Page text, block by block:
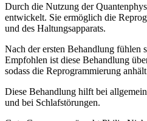
Durch die Nutzung der
entwickelt. Sie ermöglich die
und des Haltungsapparats.
Nach der ersten Behandlung fühlen
Empfohlen ist diese Behandlung
sodass die Reprogrammierung
Diese Behandlung hilft bei
und bei Schlafstörungen.